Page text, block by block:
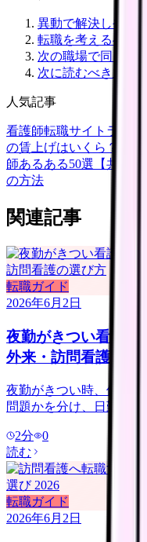
異動で解決しやす
転職を考えるべき
次の職場で同じ失
次に読むべき主要記
人気記事
看護師転職サイトランキ
の賃上げはいくら？
師あるある50選【共感必
の方法
関連記事
転職ガイド
2026年6月2日
夜勤がきつい看護師
外来・訪問看護の選
夜勤がきつい時、休め
問題かを分け、日勤のみ
2分
0
読む
転職ガイド
2026年6月2日